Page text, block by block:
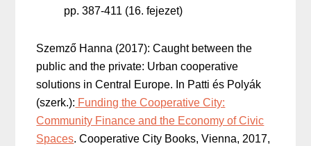
pp. 387-411 (16. fejezet)
Szemző Hanna (2017): Caught between the
public and the private: Urban cooperative
solutions in Central Europe. In Patti és Polyák
(szerk.): Funding the Cooperative City:
Community Finance and the Economy of Civic
Spaces. Cooperative City Books, Vienna, 2017,